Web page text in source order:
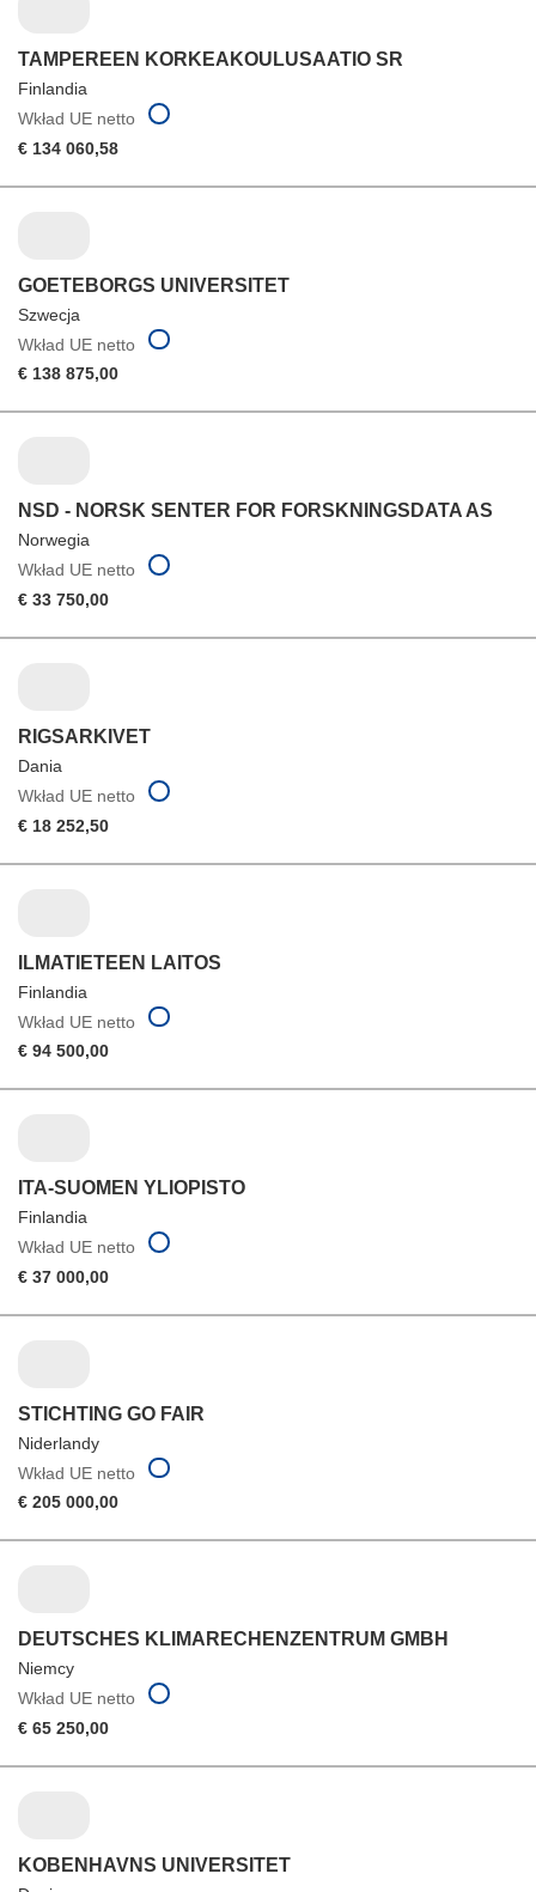
TAMPEREEN KORKEAKOULUSAATIO SR
Finlandia
Wkład UE netto
€ 134 060,58
GOETEBORGS UNIVERSITET
Szwecja
Wkład UE netto
€ 138 875,00
NSD - NORSK SENTER FOR FORSKNINGSDATA AS
Norwegia
Wkład UE netto
€ 33 750,00
RIGSARKIVET
Dania
Wkład UE netto
€ 18 252,50
ILMATIETEEN LAITOS
Finlandia
Wkład UE netto
€ 94 500,00
ITA-SUOMEN YLIOPISTO
Finlandia
Wkład UE netto
€ 37 000,00
STICHTING GO FAIR
Niderlandy
Wkład UE netto
€ 205 000,00
DEUTSCHES KLIMARECHENZENTRUM GMBH
Niemcy
Wkład UE netto
€ 65 250,00
KOBENHAVNS UNIVERSITET